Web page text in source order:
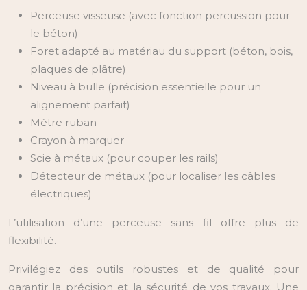
Perceuse visseuse (avec fonction percussion pour
le béton)
Foret adapté au matériau du support (béton, bois,
plaques de plâtre)
Niveau à bulle (précision essentielle pour un
alignement parfait)
Mètre ruban
Crayon à marquer
Scie à métaux (pour couper les rails)
Détecteur de métaux (pour localiser les câbles
électriques)
L’utilisation d’une perceuse sans fil offre plus de
flexibilité.
Privilégiez des outils robustes et de qualité pour
garantir la précision et la sécurité de vos travaux. Une